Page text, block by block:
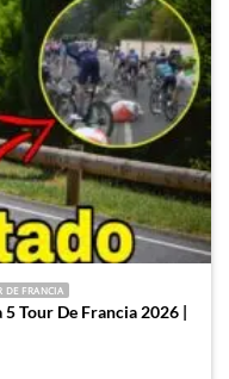
DE FRANCIA
Tour De Francia 2026 |